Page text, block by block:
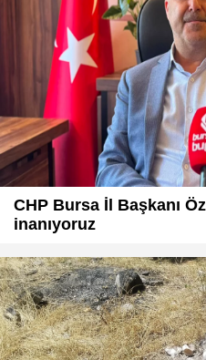
CHP Bursa İl Başkanı
inanıyoruz